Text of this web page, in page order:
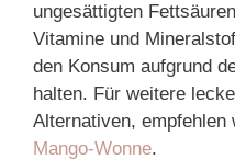
ungesättigten
Vitamine und
den Konsum aufgrund
halten. Für weitere
Alternativen, empfehlen
Mango-Wonne.